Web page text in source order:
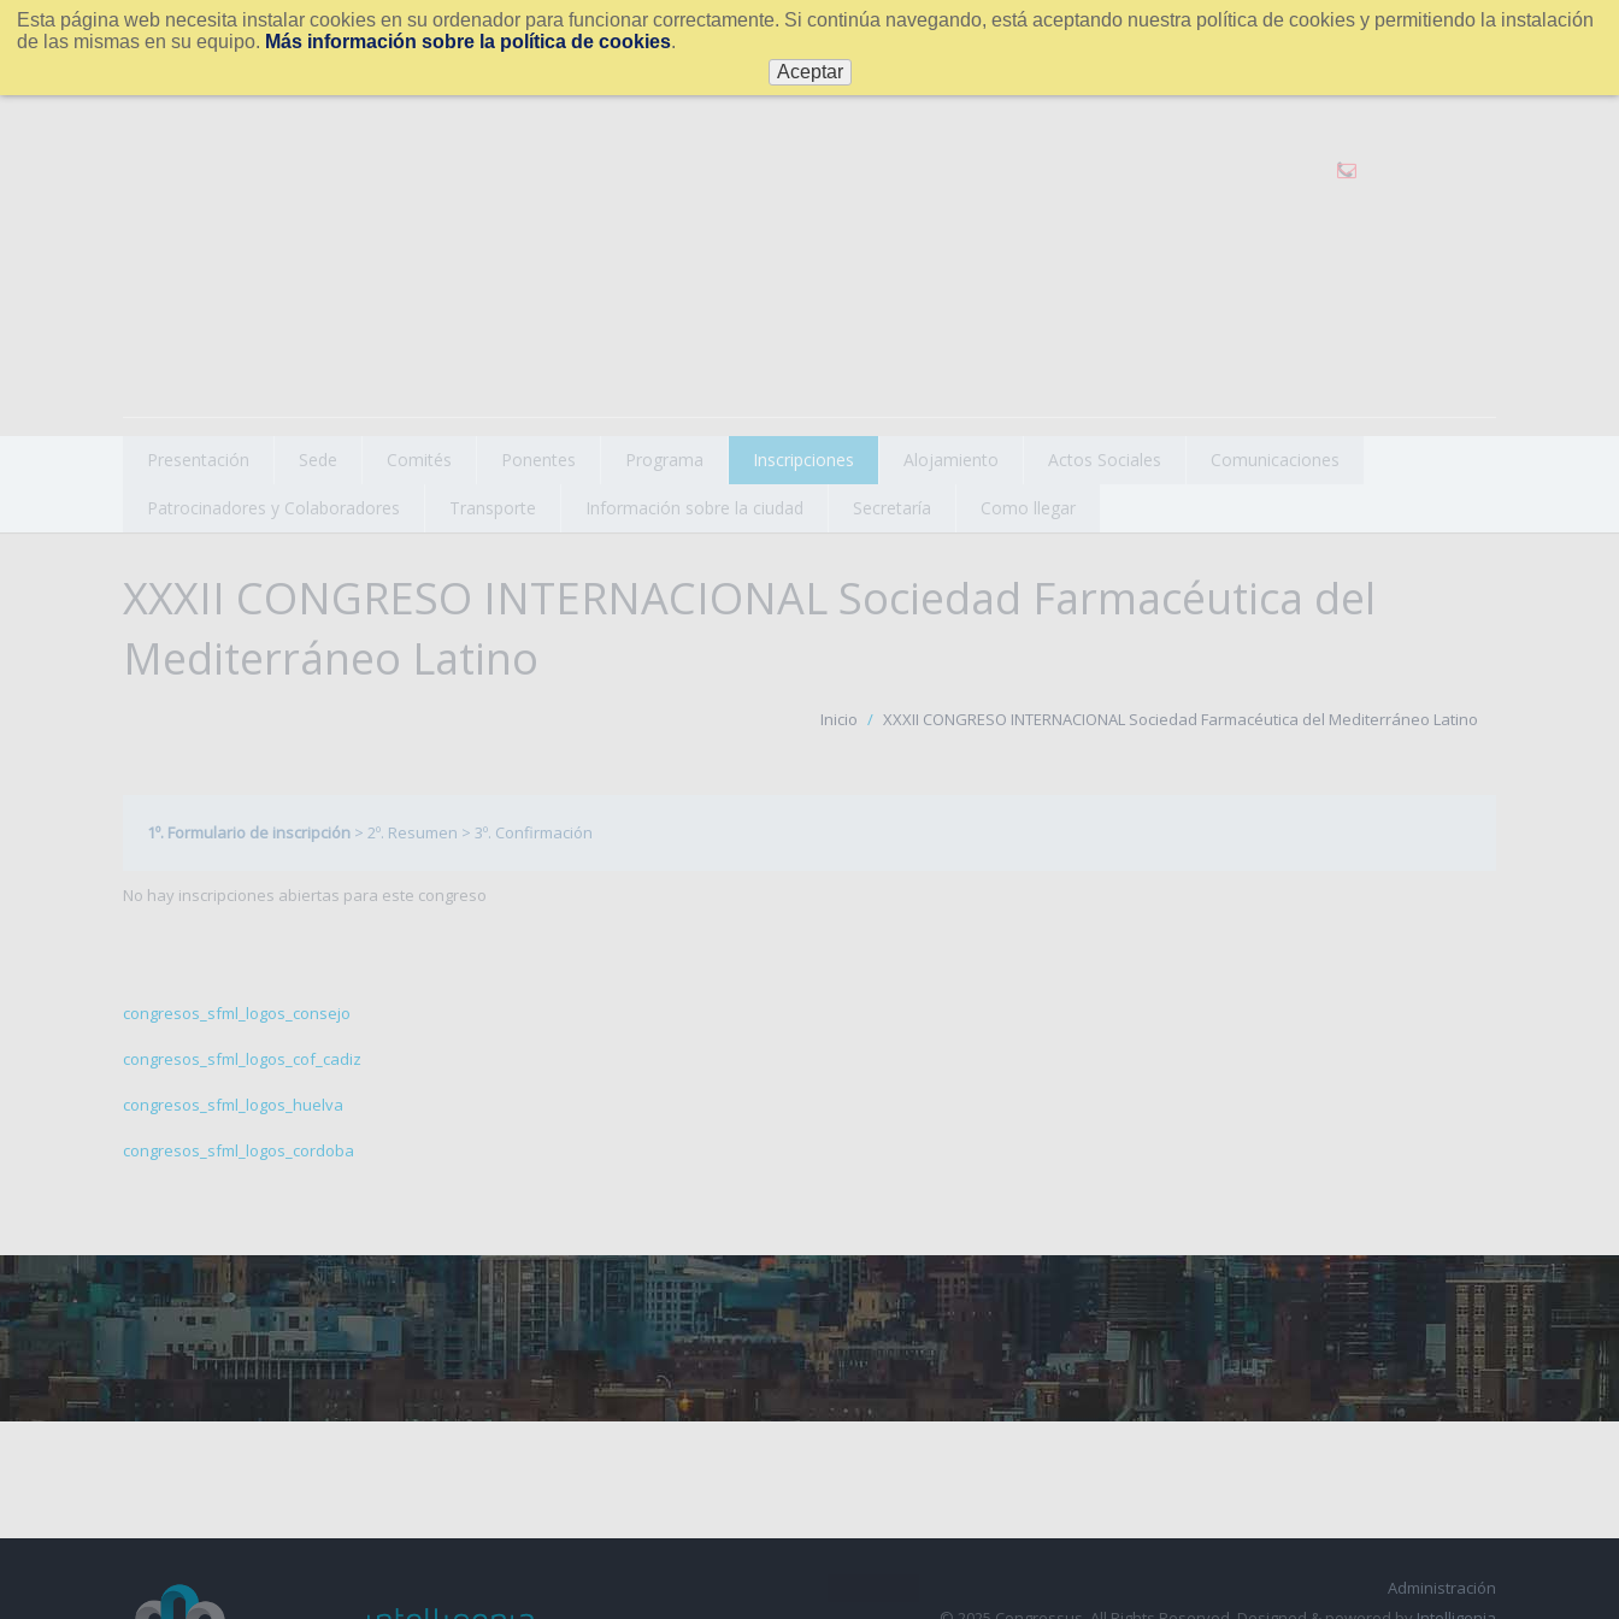
Esta página web necesita instalar cookies en su ordenador para funcionar correctamente. Si continúa navegando, está aceptando nuestra política de cookies y permitiendo la instalación
de las mismas en su equipo. Más información sobre la política de cookies.
Aceptar
Presentación Sede Comités Ponentes Programa Inscripciones Alojamiento Actos Sociales Comunicaciones
Patrocinadores y Colaboradores Transporte Información sobre la ciudad Secretaría Como llegar
XXXII CONGRESO INTERNACIONAL Sociedad Farmacéutica del
Mediterráneo Latino
Inicio XXXII CONGRESO INTERNACIONAL Sociedad Farmacéutica del Mediterráneo Latino
1º. Formulario de inscripción > 2º. Resumen > 3º. Confirmación
No hay inscripciones abiertas para este congreso
congresos_sfml_logos_consejo
congresos_sfml_logos_cof_cadiz
congresos_sfml_logos_huelva
congresos_sfml_logos_cordoba
Administración